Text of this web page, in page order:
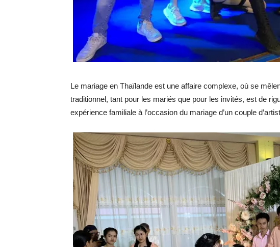
Le mariage en Thaïlande est une affaire complexe, où se
traditionnel, tant pour les mariés que pour les invités, est de
expérience familiale à l’occasion du mariage d’un couple